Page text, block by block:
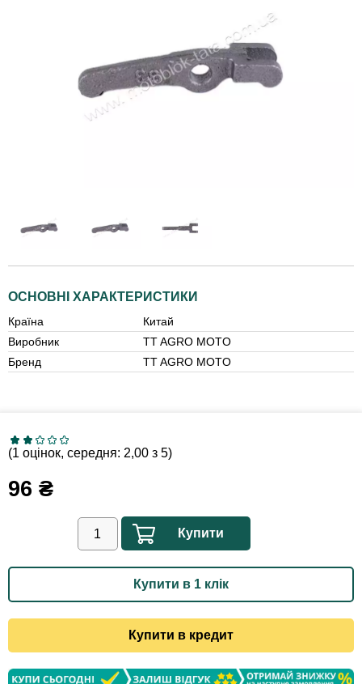
ОСНОВНІ ХАРАКТЕРИСТИКИ
Країна
Китай
Виробник
TT AGRO MOTO
Бренд
TT AGRO MOTO
(1 оцінок, середня: 2,00 з 5)
96 ₴
Купити
Купити в 1 клік
Купити в кредит